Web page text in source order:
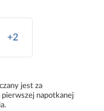
+2
jest za
napotkanej